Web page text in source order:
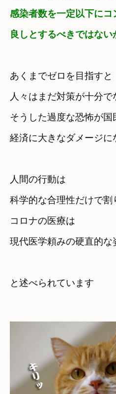
感染者数を一定以下に
良しとするべきではない
あくまでゼロを目指すと
人々はまだ対策が十分
そうした過度な恐怖が
経済に大きなダメージに
人間の行動は
科学的な合理性だけで
コロナの医療は
現代医学頼みの硬直的な
と述べられています